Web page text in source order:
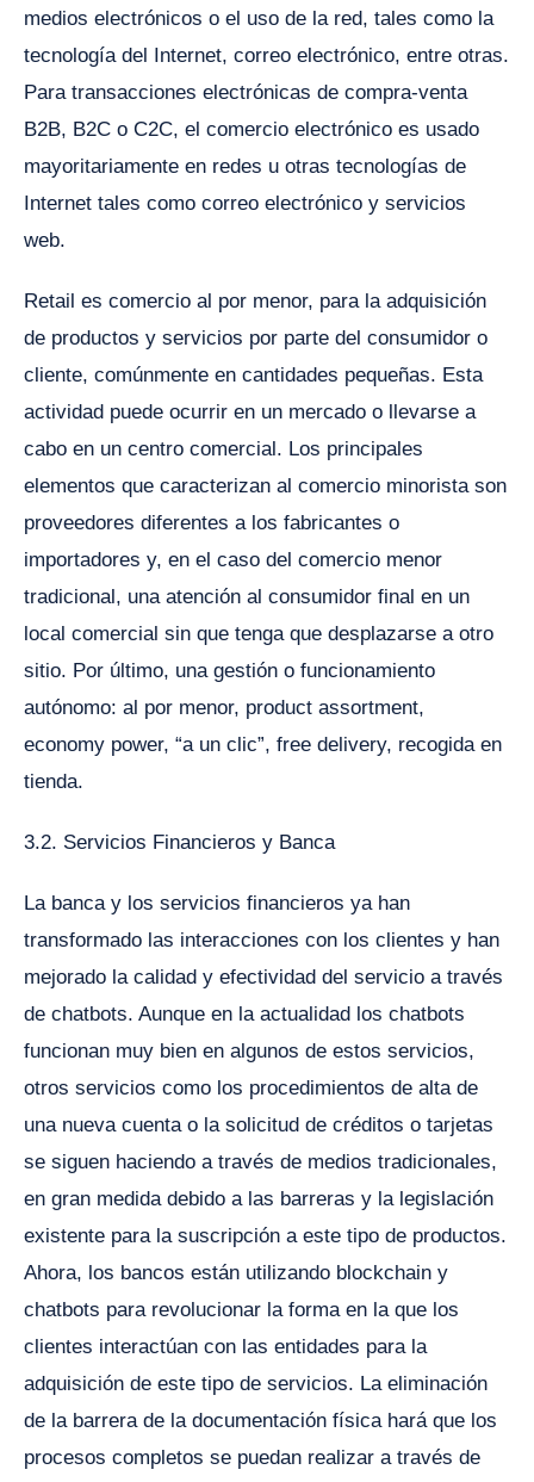
medios electrónicos o el uso de la red, tales como la
tecnología del Internet, correo electrónico, entre otras.
Para transacciones electrónicas de compra-venta
B2B, B2C o C2C, el comercio electrónico es usado
mayoritariamente en redes u otras tecnologías de
Internet tales como correo electrónico y servicios
web.
Retail es comercio al por menor, para la adquisición
de productos y servicios por parte del consumidor o
cliente, comúnmente en cantidades pequeñas. Esta
actividad puede ocurrir en un mercado o llevarse a
cabo en un centro comercial. Los principales
elementos que caracterizan al comercio minorista son
proveedores diferentes a los fabricantes o
importadores y, en el caso del comercio menor
tradicional, una atención al consumidor final en un
local comercial sin que tenga que desplazarse a otro
sitio. Por último, una gestión o funcionamiento
autónomo: al por menor, product assortment,
economy power, “a un clic”, free delivery, recogida en
tienda.
3.2. Servicios Financieros y Banca
La banca y los servicios financieros ya han
transformado las interacciones con los clientes y han
mejorado la calidad y efectividad del servicio a través
de chatbots. Aunque en la actualidad los chatbots
funcionan muy bien en algunos de estos servicios,
otros servicios como los procedimientos de alta de
una nueva cuenta o la solicitud de créditos o tarjetas
se siguen haciendo a través de medios tradicionales,
en gran medida debido a las barreras y la legislación
existente para la suscripción a este tipo de productos.
Ahora, los bancos están utilizando blockchain y
chatbots para revolucionar la forma en la que los
clientes interactúan con las entidades para la
adquisición de este tipo de servicios. La eliminación
de la barrera de la documentación física hará que los
procesos completos se puedan realizar a través de